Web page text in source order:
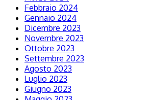
Febbraio 2024
Gennaio 2024
Dicembre 2023
Novembre 2023
Ottobre 2023
Settembre 2023
Agosto 2023
Luglio 2023
Giugno 2023